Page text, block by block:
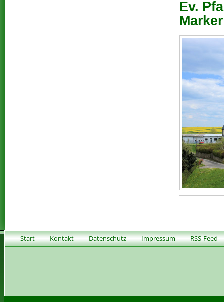
Ev.
Start Kontakt Datenschutz Impressum RSS-Feed